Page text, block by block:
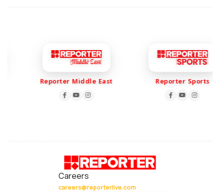
Reporter Middle East Reporter Sports
Careers
careers@reporterlive.com